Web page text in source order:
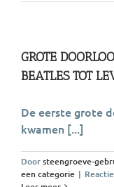
GROTE
BEATLES TOT
De eerste grote
kwamen [...]
Doorsteengroeve-
een categorie |